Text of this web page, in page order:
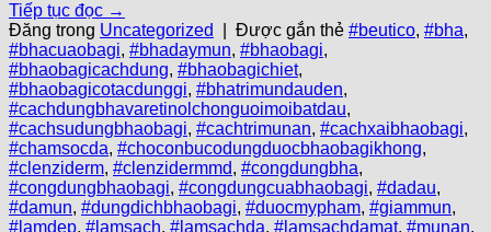
Tiếp tục đọc →
Đăng trong Uncategorized Được gắn thẻ #beutico, #bha,
#bhacuaobagi, #bhadaymun, #bhaobagi,
#bhaobagicachdung, #bhaobagichiet,
#bhaobagicotacdunggi, #bhatrimundauden,
#cachdungbhavaretinolchonguoimoibatdau,
#cachsudungbhaobagi, #cachtrimunan, #cachxaibhaobagi,
#chamsocda, #choconbucodungduocbhaobagikhong,
#clenziderm, #clenzidermmd, #congdungbha,
#congdungbhaobagi, #congdungcuabhaobagi, #dadau,
#damun, #dungdichbhaobagi, #duocmypham, #giammun,
#lamdep, #lamsach, #lamsachda, #lamsachdamat, #munan,